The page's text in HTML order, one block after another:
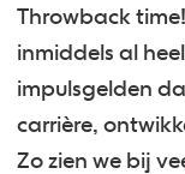
Throwback
inmiddels al
impulsgelden
carrière,
Zo zien we bij